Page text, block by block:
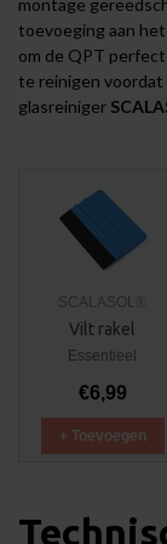
montage
toevoeging aan
om de QPT
te reinigen voordat
glasreiniger
SCALASOL®
Vilt rakel
Essentieel
€6,99
+ Toevoegen